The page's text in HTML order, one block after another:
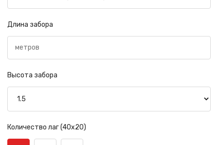
Длина забора
Высота забора
Количество лаг (40х20)